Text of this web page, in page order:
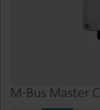
M-Bus Master